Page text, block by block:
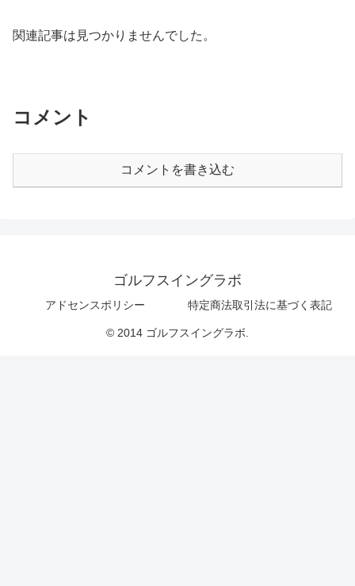
関連記事は見つかりませんでした。
コメント
コメントを書き込む
ゴルフスイングラボ
アドセンスポリシー 特定商法取引法に基づく表記
© 2014 ゴルフスイングラボ.